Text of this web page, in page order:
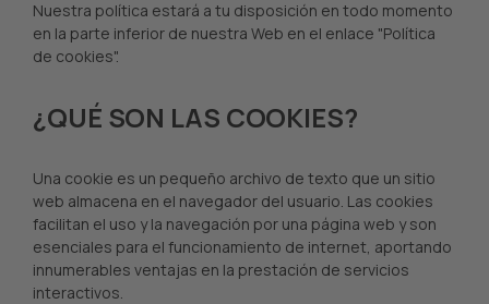
Nuestra política estará a tu disposición en todo momento
en la parte inferior de nuestra Web en el enlace "Política
de cookies".
¿QUÉ SON LAS COOKIES?
Una cookie es un pequeño archivo de texto que un sitio
web almacena en el navegador del usuario. Las cookies
facilitan el uso y la navegación por una página web y son
esenciales para el funcionamiento de internet, aportando
innumerables ventajas en la prestación de servicios
interactivos.